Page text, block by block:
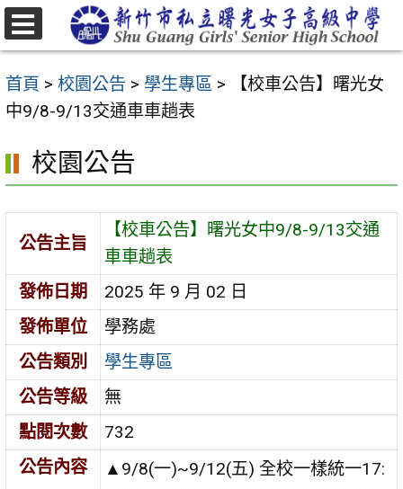
跳
至
要
內
區
首頁 > 校園公告 > 學生專區 >
【校車公告】曙光女
中9/8-9/13交通車車趟表
校園公告
公告主旨
【校車公告】曙光女中9/8-9/13交通
車車趟表
發佈日期
2025 年 9 月 02 日
發佈單位
學務處
公告類別
學生專區
公告等級
無
點閱次數
732
公告內容
▲9/8(一)~9/12(五) 全校一樣統一17:
選
單